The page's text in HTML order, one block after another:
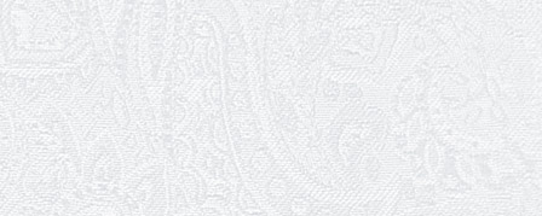
13.05.2026
Конкурс на заміщення вакантних
посад
12.05.2026
Ювілей Світлани Коцюренко
10.05.2026